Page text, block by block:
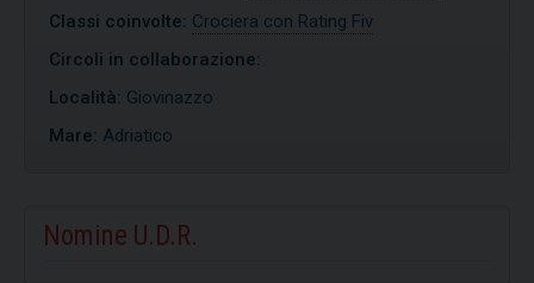
Classi coinvolte: Crociera con Rating Fiv
Circoli in collaborazione:
Località: Giovinazzo
Mare: Adriatico
Nomine U.D.R.